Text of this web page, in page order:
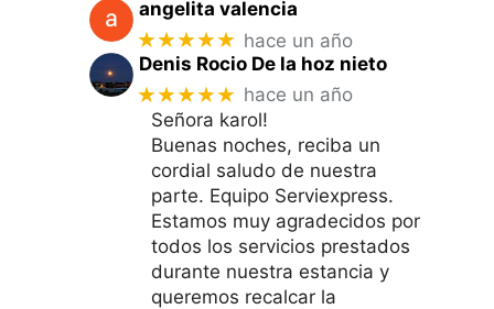
angelita valencia
★★★★★ hace un año
Denis Rocio De la hoz nieto
★★★★★ hace un año
Señora karol!
Buenas noches, reciba un
cordial saludo de nuestra
parte. Equipo Serviexpress.
Estamos muy agradecidos por
todos los servicios prestados
durante nuestra estancia y
queremos recalcar la